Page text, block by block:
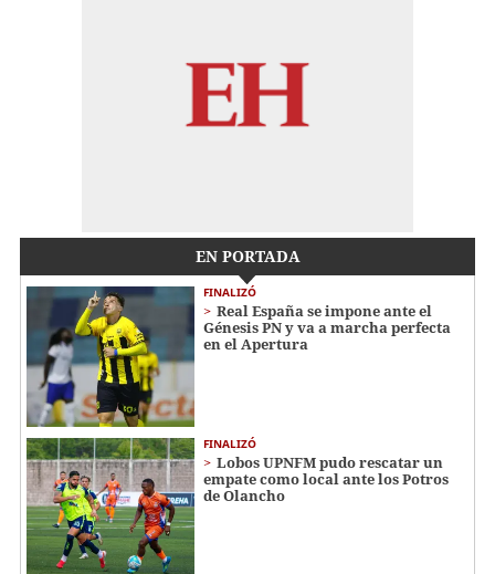
EN PORTADA
FINALIZÓ
Real España se impone ante el
Génesis PN y va a marcha perfecta
en el Apertura
FINALIZÓ
Lobos UPNFM pudo rescatar un
empate como local ante los Potros
de Olancho